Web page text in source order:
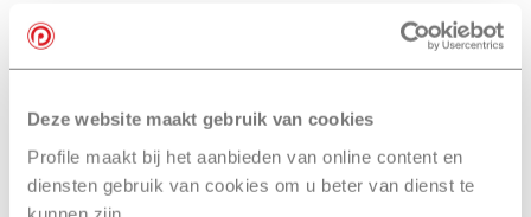
Deze website maakt gebruik van cookies
Profile maakt bij het aanbieden van online content en
diensten gebruik van cookies om u beter van dienst te